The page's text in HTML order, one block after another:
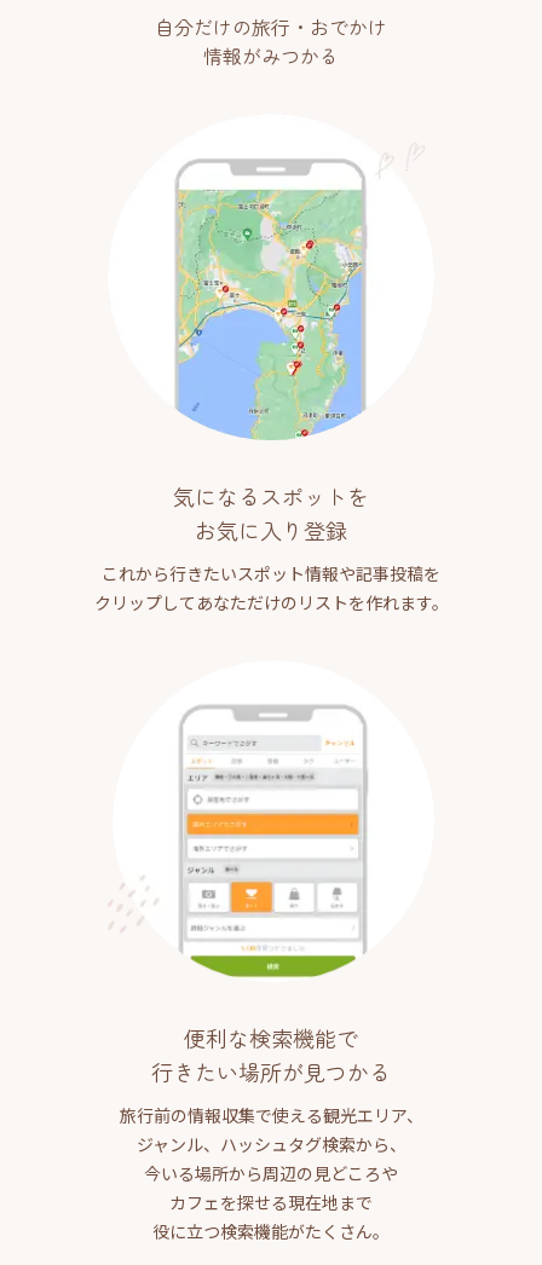
自分だけの旅行・おでかけ
情報がみつかる
気になるスポットを
お気に入り登録
これから行きたいスポット情報や記事投稿を
クリップしてあなただけのリストを作れます。
便利な検索機能で
行きたい場所が見つかる
旅行前の情報収集で使える観光エリア、
ジャンル、ハッシュタグ検索から、
今いる場所から周辺の見どころや
カフェを探せる現在地まで
役に立つ検索機能がたくさん。